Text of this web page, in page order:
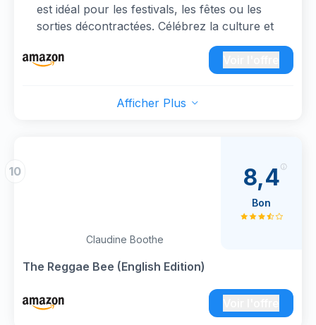
est idéal pour les festivals, les fêtes ou les
sorties décontractées. Célébrez la culture et
montrez votre amour pour la musique reggae à
tout événement ou célébration. Excellent
cadeau pour les amateurs de reggae.
couture et ourlet à la base
concerts, sorties à la plage ou réunions
décontractées. Parfait pour tous ceux qui
veulent infuser leur garde-robe avec une
Afficher Plus
10
Claudine Boothe
The Reggae Bee (English Edition)
8,4
Bon